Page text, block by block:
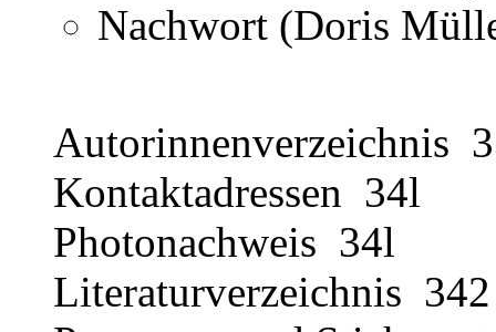
Nachwort (Doris
Autorinnenverzeichnis
Kontaktadressen 34l
Photonachweis 34l
Literaturverzeichnis 342